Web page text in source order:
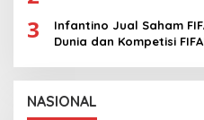
3
Infantino Jual Saham
Dunia dan Kompetisi
NASIONAL